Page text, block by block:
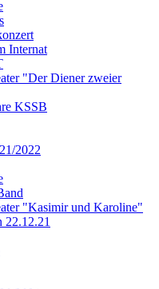
Internat
"Der Diener zweier
KSSB
2022
"Kasimir und Karoline"
22.12.21